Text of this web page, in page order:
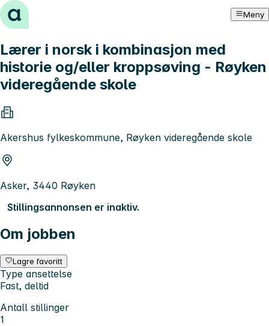
Hopp til innhold Meny
Lærer i norsk i kombinasjon med
historie og/eller kroppsøving - Røyken
videregående skole
Akershus fylkeskommune, Røyken videregående skole
Asker, 3440 Røyken
Stillingsannonsen er inaktiv.
Om jobben
Lagre favoritt
Type ansettelse
Fast, deltid
Antall stillinger
1